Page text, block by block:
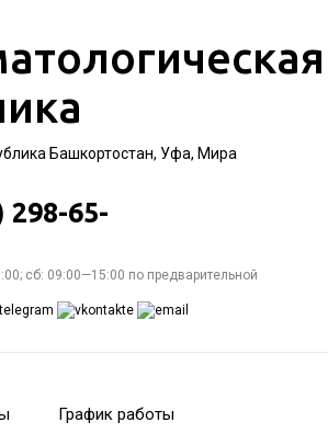
Башкортостан, Уфа, Мира
298-65-
сб: 09:00—15:00 по предварительной
График работы